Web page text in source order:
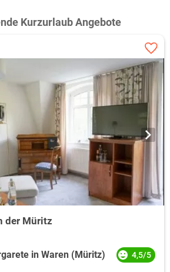
Kurzurlaub Angebote
der Müritz
in Waren (Müritz) 4,5/5